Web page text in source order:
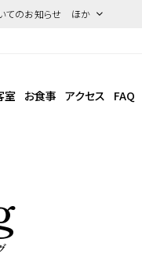
てのお知らせ ほか
室 お食事 アクセス FAQ